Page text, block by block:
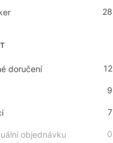
28
doručení 12
9
7
objednávku 0